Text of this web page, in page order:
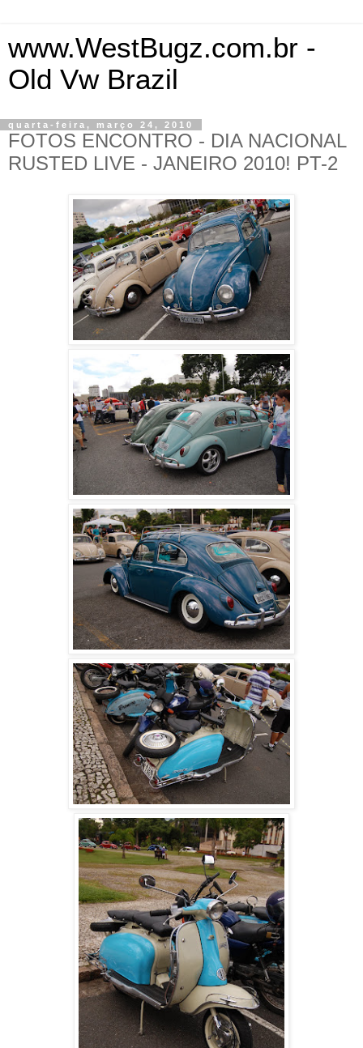
www.WestBugz.com.br -
Old Vw Brazil
quarta-feira, março 24, 2010
FOTOS ENCONTRO - DIA NACIONAL
RUSTED LIVE - JANEIRO 2010! PT-2